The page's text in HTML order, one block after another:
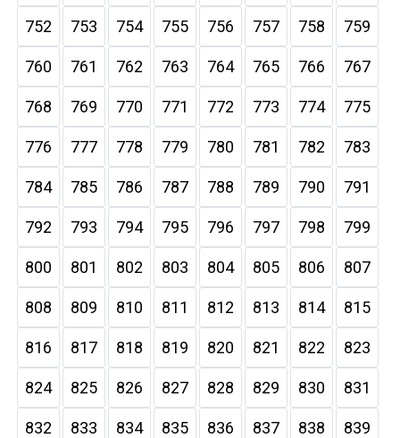
752 753 754 755 756 757 758 759
760 761 762 763 764 765 766 767
768 769 770 771 772 773 774 775
776 777 778 779 780 781 782 783
784 785 786 787 788 789 790 791
792 793 794 795 796 797 798 799
800 801 802 803 804 805 806 807
808 809 810 811 812 813 814 815
816 817 818 819 820 821 822 823
824 825 826 827 828 829 830 831
832 833 834 835 836 837 838 839